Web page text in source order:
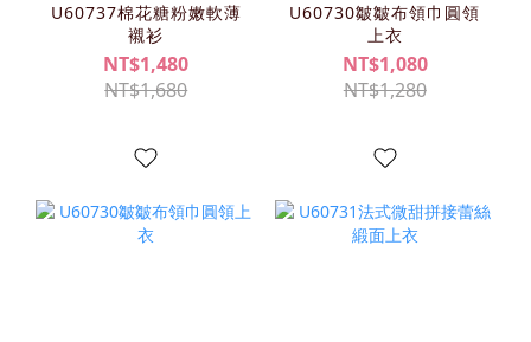
U60737棉花糖粉嫩軟薄
襯衫
NT$1,480
NT$1,680
U60730皺皺布領巾圓領
上衣
NT$1,080
NT$1,280